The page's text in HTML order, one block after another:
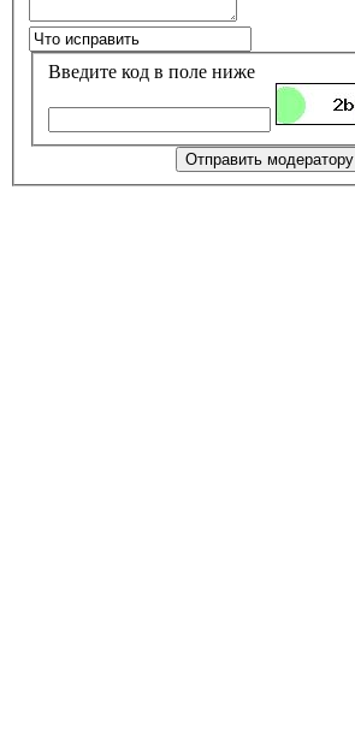
Введите код в поле ниже
Отправить модератору